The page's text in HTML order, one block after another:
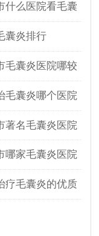
什么医院看毛囊
囊炎排行
毛囊炎医院哪较
毛囊炎哪个医院
著名毛囊炎医院
哪家毛囊炎医院
疗毛囊炎的优质